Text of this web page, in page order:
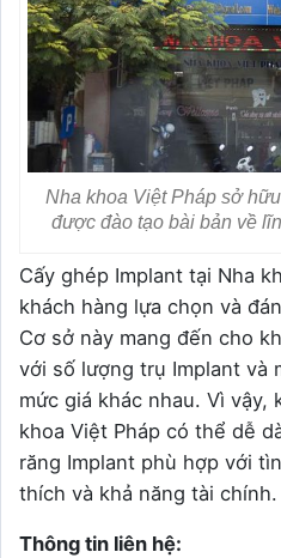
Nha khoa Việt Pháp sở
được đào tạo bài bản về
Cấy ghép Implant tại Nha
khách hàng lựa chọn và
Cơ sở này mang đến cho
với số lượng trụ Implant và
mức giá khác nhau. Vì vậy,
khoa Việt Pháp có thể dễ
răng Implant phù hợp với
thích và khả năng tài chính.
Thông tin liên hệ: